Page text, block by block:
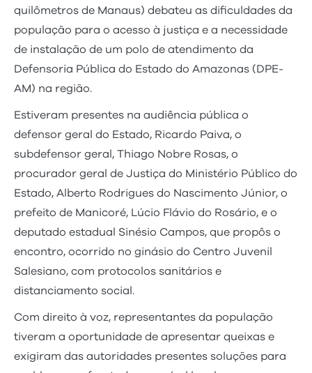
quilômetros de Manaus) debateu as dificuldades da
população para o acesso à justiça e a necessidade
de instalação de um polo de atendimento da
Defensoria Pública do Estado do Amazonas (DPE-
AM) na região.
Estiveram presentes na audiência pública o
defensor geral do Estado, Ricardo Paiva, o
subdefensor geral, Thiago Nobre Rosas, o
procurador geral de Justiça do Ministério Público do
Estado, Alberto Rodrigues do Nascimento Júnior, o
prefeito de Manicoré, Lúcio Flávio do Rosário, e o
deputado estadual Sinésio Campos, que propôs o
encontro, ocorrido no ginásio do Centro Juvenil
Salesiano, com protocolos sanitários e
distanciamento social.
Com direito à voz, representantes da população
tiveram a oportunidade de apresentar queixas e
exigiram das autoridades presentes soluções para